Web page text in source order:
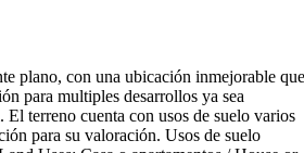
plano, con una ubicación inmejorable que
para multiples desarrollos ya sea
El terreno cuenta con usos de suelo varios
para su valoración. Usos de suelo